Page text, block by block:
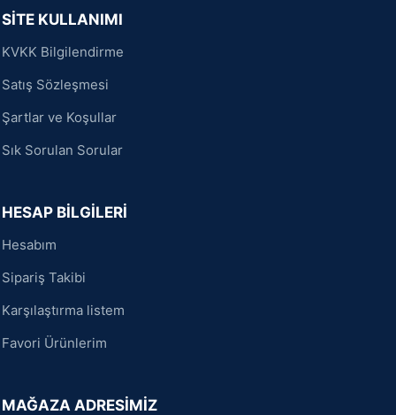
SİTE KULLANIMI
KVKK Bilgilendirme
Satış Sözleşmesi
Şartlar ve Koşullar
Sık Sorulan Sorular
HESAP BİLGİLERİ
Hesabım
Sipariş Takibi
Karşılaştırma listem
Favori Ürünlerim
MAĞAZA ADRESİMİZ